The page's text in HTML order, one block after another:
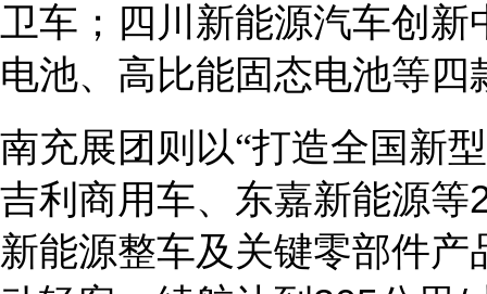
卫车；四川新能源汽车创
电池、高比能固态电池等四
南充展团则以“打造全国新
吉利商用车、东嘉新能源等
新能源整车及关键零部件